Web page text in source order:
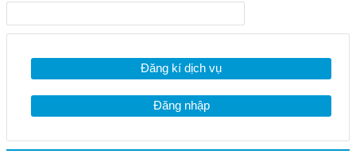
Đăng kí dịch vụ
Đăng nhập